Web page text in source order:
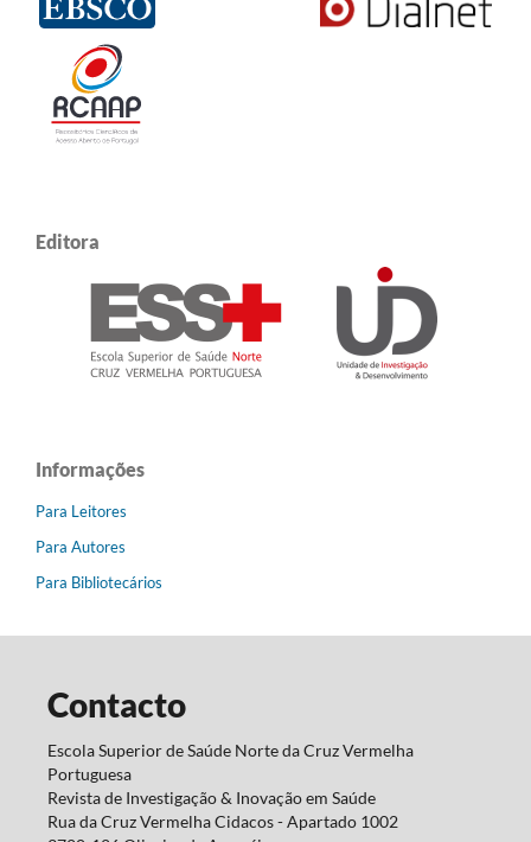
Editora
Informações
Para Leitores
Para Autores
Para Bibliotecários
Contacto
Escola Superior de Saúde Norte da Cruz Vermelha
Portuguesa
Revista de Investigação & Inovação em Saúde
Rua da Cruz Vermelha Cidacos - Apartado 1002